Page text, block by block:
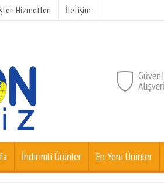
Hizmetleri İletişim
İndirimli Ürünler En Yeni Ürünler